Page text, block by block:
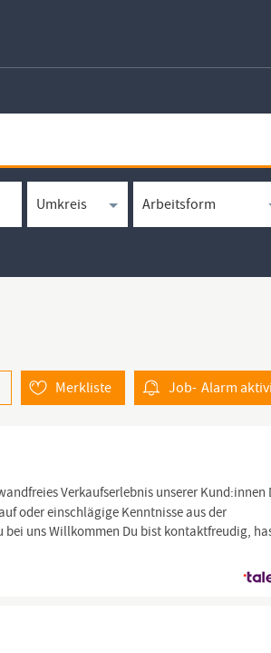
Job- Alarm
Merkliste
Verkaufserlebnis unserer Kund:innen
oder einschlägige Kenntnisse aus der
uns Willkommen Du bist kontaktfreudig,